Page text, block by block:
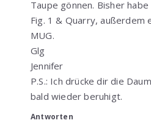
Taupe gönnen. Bisher
Fig. 1 & Quarry, außerdem
MUG.
Glg
Jennifer
P.S.: Ich drücke dir die
bald wieder beruhigt.
Antworten